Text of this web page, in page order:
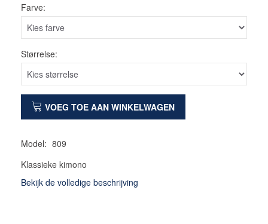
Farve:
Størrelse:
VOEG TOE AAN WINKELWAGEN
Model: 809
Klassieke kimono
Bekijk de volledige beschrijving